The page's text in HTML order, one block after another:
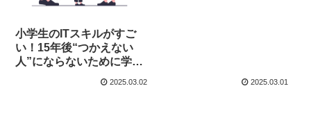
小学生のITスキルがすご
い！15年後“つかえない
人”にならないために学び
2025.03.02 2025.03.01